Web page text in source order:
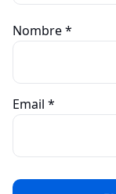
Nombre*
Email *